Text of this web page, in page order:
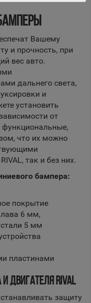
Вашему
и прочность, при
вес авто.
дальнего света,
и
установить
от
функциональные,
что их можно
так и без них.
бампера:
покрытие
6 мм,
5 мм
пластинами
ДВИГАТЕЛЯ RIVAL
защиту